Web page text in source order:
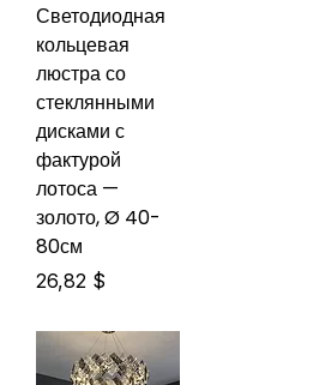
Светодиодная
кольцевая
люстра со
стеклянными
дисками с
фактурой
лотоса —
золото, Ø 40-
80см
Цена
26,82 $